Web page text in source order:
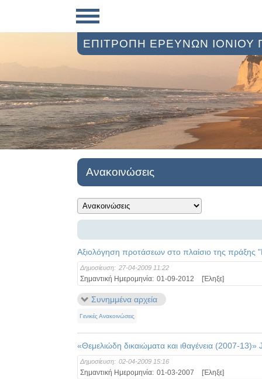
ΕΠΙΤΡΟΠΗ ΕΡΕΥΝΩΝ ΙΟΝΙΟΥ
Ανακοινώσεις
Αξιολόγηση προτάσεων στο πλαίσιο της πράξης
Δημοσίευση: 27-04-2009 11:22
Σημαντική Ημερομηνία: 01-09-2012 [Έληξε]
Συνημμένα αρχεία
Γενικές Ανακοινώσεις
«Θεμελιώδη δικαιώματα και ιθαγένεια (2007-
Δημοσίευση: 02-04-2009 15:16
Σημαντική Ημερομηνία: 01-03-2007 [Έληξε]